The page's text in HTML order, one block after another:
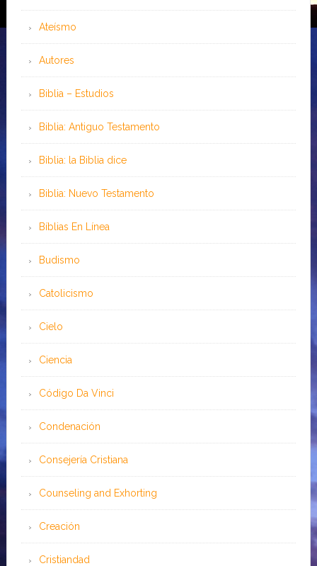
Ateísmo
Autores
Biblia – Estudios
Biblia: Antiguo Testamento
Biblia: la Biblia dice
Biblia: Nuevo Testamento
Bíblias En Línea
Budismo
Catolicismo
Cielo
Ciencia
Código Da Vinci
Condenación
Consejería Cristiana
Counseling and Exhorting
Creación
Cristiandad